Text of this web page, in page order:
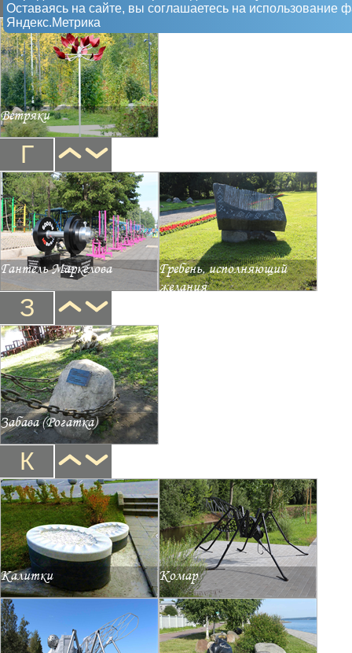
Оставаясь на сайте, вы соглашаетесь на использование
Яндекс.Метрика
Ветряки
Г
Гантель Маркелова
Гребень, исполняющий
желания
З
Забава (Рогатка)
К
Калитки Комар